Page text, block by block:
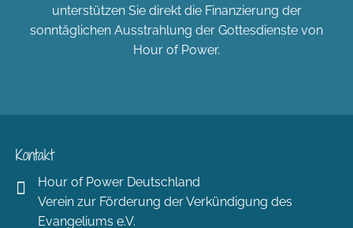
unterstützen Sie direkt die Finanzierung der
sonntäglichen Ausstrahlung der Gottesdienste von
Hour of Power.
Kontakt
Hour of Power Deutschland
Verein zur Förderung der Verkündigung des
Evangeliums e.V.